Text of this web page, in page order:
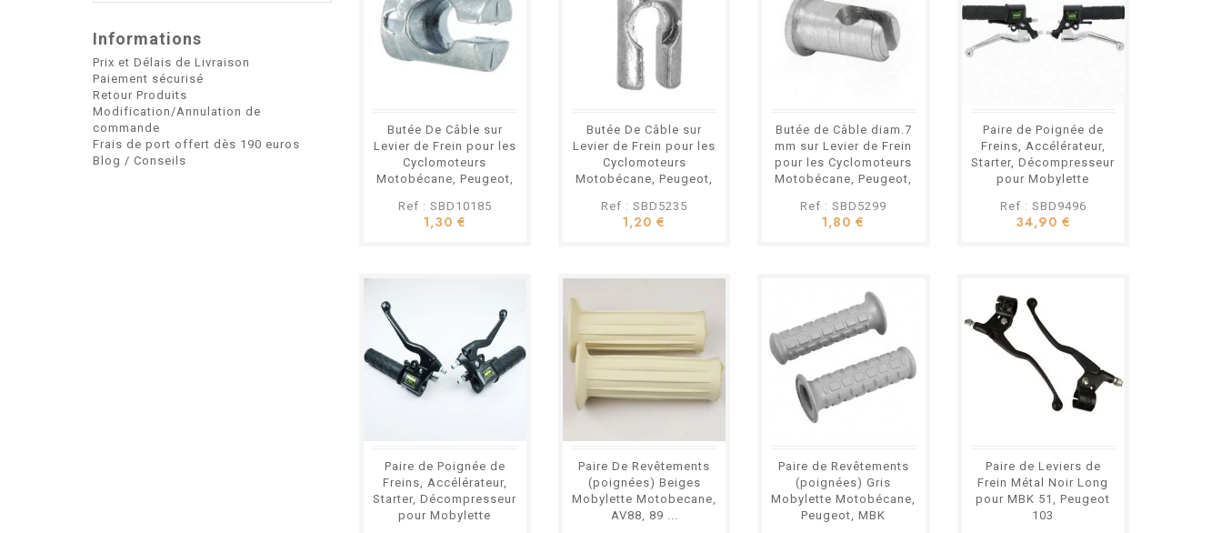
Informations
Prix et Délais de Livraison
Paiement sécurisé
Retour Produits
Modification/Annulation de
commande
Frais de port offert dès 190 euros
Blog / Conseils
Butée De Câble sur
Levier de Frein pour les
Cyclomoteurs
Motobécane, Peugeot,
Ref : SBD10185
1,30 €
Butée De Câble sur
Levier de Frein pour les
Cyclomoteurs
Motobécane, Peugeot,
Ref : SBD5235
1,20 €
Butée de Câble diam.7
mm sur Levier de Frein
pour les Cyclomoteurs
Motobécane, Peugeot,
Ref : SBD5299
1,80 €
Paire de Poignée de
Freins, Accélérateur,
Starter, Décompresseur
pour Mobylette
Ref : SBD9496
34,90 €
Paire de Poignée de
Freins, Accélérateur,
Starter, Décompresseur
pour Mobylette
Paire De Revêtements
(poignées) Beiges
Mobylette Motobecane,
AV88, 89 ...
Paire de Revêtements
(poignées) Gris
Mobylette Motobécane,
Peugeot, MBK
Paire de Leviers de
Frein Métal Noir Long
pour MBK 51, Peugeot
103